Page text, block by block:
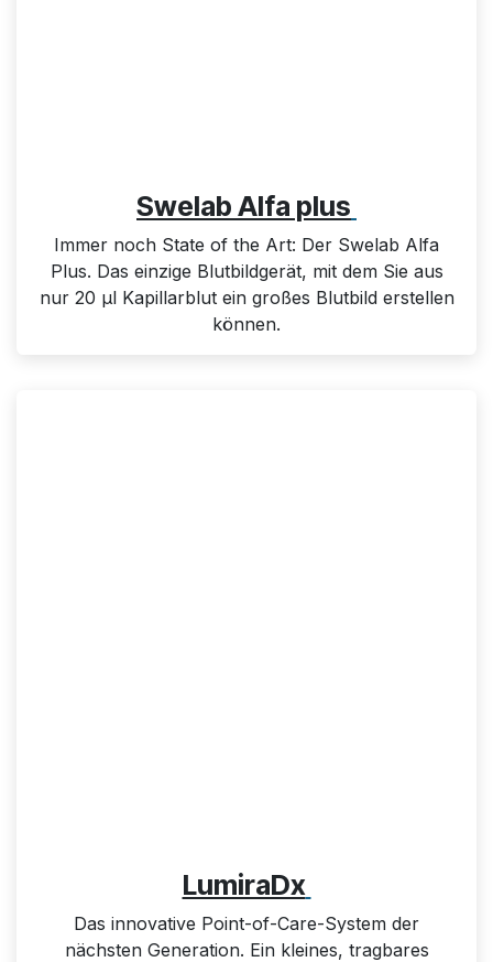
Swelab Alfa plus
Immer noch State of the Art: Der Swelab Alfa
Plus. Das einzige Blutbildgerät, mit dem Sie aus
nur 20 µl Kapillarblut ein großes Blutbild erstellen
können.
LumiraDx
Das innovative Point-of-Care-System der
nächsten Generation. Ein kleines, tragbares